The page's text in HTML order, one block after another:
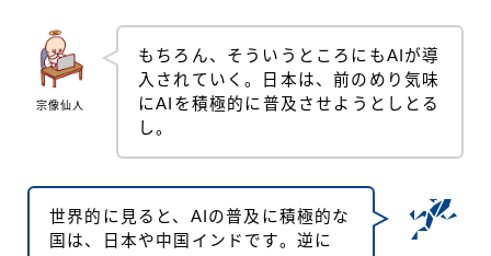
宗像仙人
もちろん、そういうところにもAIが導
入されていく。日本は、前のめり気味
にAIを積極的に普及させようとしとる
し。
世界的に見ると、AIの普及に積極的な
国は、日本や中国インドです。逆に